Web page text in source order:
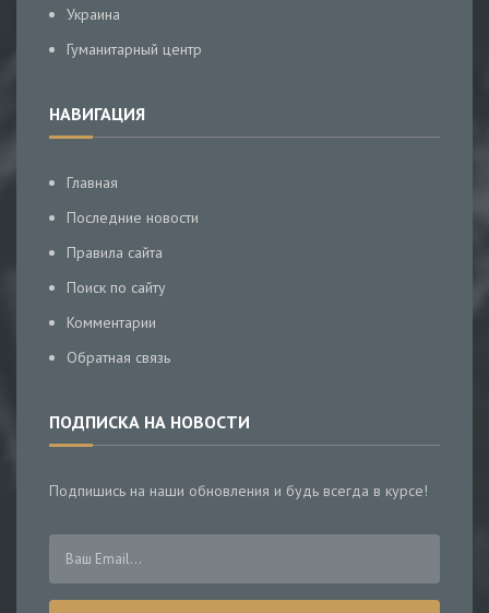
Украина
Гуманитарный центр
НАВИГАЦИЯ
Главная
Последние новости
Правила сайта
Поиск по сайту
Комментарии
Обратная связь
ПОДПИСКА НА НОВОСТИ
Подпишись на наши обновления и будь всегда в курсе!